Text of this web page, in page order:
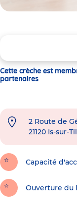
Cette crèche est
partenaires
2 Route de
21120 Is-sur-
Capacité
Ouverture du